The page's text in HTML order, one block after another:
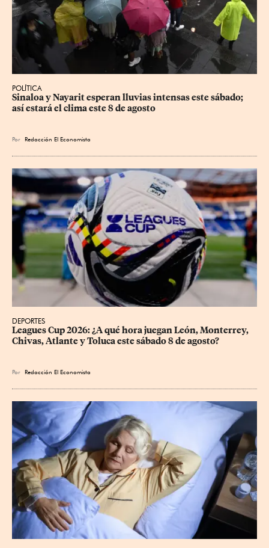
POLÍTICA
Sinaloa y Nayarit esperan lluvias intensas este sábado;
así estará el clima este 8 de agosto
Por Redacción El Economista
DEPORTES
Leagues Cup 2026: ¿A qué hora juegan León, Monterrey,
Chivas, Atlante y Toluca este sábado 8 de agosto?
Por Redacción El Economista